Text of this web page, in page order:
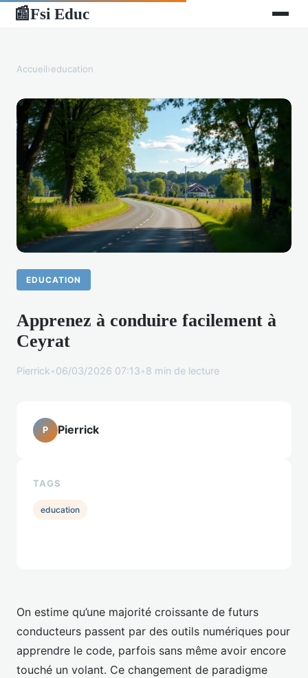
📰Fsi Educ
Accueil›education
EDUCATION
Apprenez à conduire facilement à
Ceyrat
Pierrick•06/03/2026 07:13•8 min de lecture
On estime qu’une majorité croissante de futurs
conducteurs passent par des outils numériques pour
apprendre le code, parfois sans même avoir encore
touché un volant. Ce changement de paradigme
P Pierrick
TAGS
education